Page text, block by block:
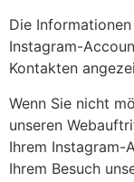
Die
Instagram-
Kontakten
Wenn Sie nicht
unseren
Ihrem Instagram-
Ihrem Besuch